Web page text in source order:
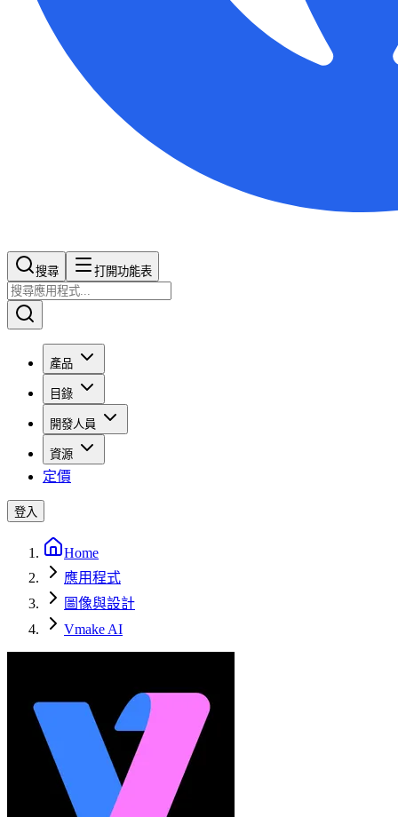
搜尋​​​​ 打開功能表
產品
目錄
開發人員
資源
定價
登入
Home
應用程式
圖像與設計
Vmake AI